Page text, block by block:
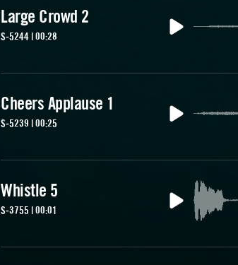
Large Crowd 2
S-5244 | 00:28
Cheers Applause 1
S-5239 | 00:25
Whistle 5
S-3755 | 00:01